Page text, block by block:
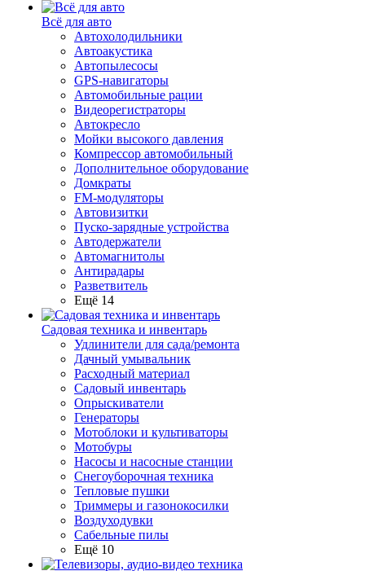
Всё для авто
Автохолодильники
Автоакустика
Автопылесосы
GPS-навигаторы
Автомобильные рации
Видеорегистраторы
Автокресло
Мойки высокого давления
Компрессор автомобильный
Дополнительное оборудование
Домкраты
FM-модуляторы
Автовизитки
Пуско-зарядные устройства
Автодержатели
Автомагнитолы
Антирадары
Разветвитель
Ещё 14
Садовая техника и инвентарь
Удлинители для сада/ремонта
Дачный умывальник
Расходный материал
Садовый инвентарь
Опрыскиватели
Генераторы
Мотоблоки и культиваторы
Мотобуры
Насосы и насосные станции
Снегоуборочная техника
Тепловые пушки
Триммеры и газонокосилки
Воздуходувки
Сабельные пилы
Ещё 10